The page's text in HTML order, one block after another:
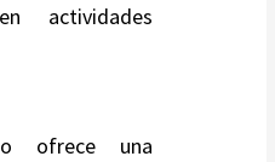
actividades
ofrece una